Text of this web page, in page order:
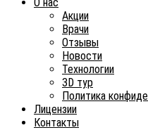
Акции
Врачи
Отзывы
Новости
Технологии
3D тур
Политика
Лицензии
Контакты